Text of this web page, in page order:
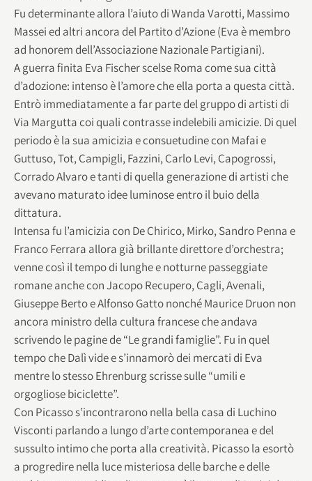
Fu determinante allora l’aiuto di Wanda Varotti, Massimo
Massei ed altri ancora del Partito d’Azione (Eva è membro
ad honorem dell’Associazione Nazionale Partigiani).
A guerra finita Eva Fischer scelse Roma come sua città
d’adozione: intenso è l’amore che ella porta a questa città.
Entrò immediatamente a far parte del gruppo di artisti di
Via Margutta coi quali contrasse indelebili amicizie. Di quel
periodo è la sua amicizia e consuetudine con Mafai e
Guttuso, Tot, Campigli, Fazzini, Carlo Levi, Capogrossi,
Corrado Alvaro e tanti di quella generazione di artisti che
avevano maturato idee luminose entro il buio della
dittatura.
Intensa fu l’amicizia con De Chirico, Mirko, Sandro Penna e
Franco Ferrara allora già brillante direttore d’orchestra;
venne così il tempo di lunghe e notturne passeggiate
romane anche con Jacopo Recupero, Cagli, Avenali,
Giuseppe Berto e Alfonso Gatto nonché Maurice Druon non
ancora ministro della cultura francese che andava
scrivendo le pagine de “Le grandi famiglie”. Fu in quel
tempo che Dalì vide e s’innamorò dei mercati di Eva
mentre lo stesso Ehrenburg scrisse sulle “umili e
orgogliose biciclette”.
Con Picasso s’incontrarono nella bella casa di Luchino
Visconti parlando a lungo d’arte contemporanea e del
sussulto intimo che porta alla creatività. Picasso la esortò
a progredire nella luce misteriosa delle barche e delle